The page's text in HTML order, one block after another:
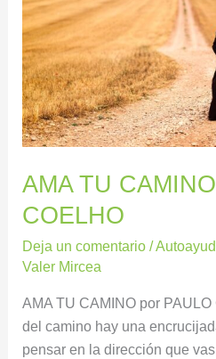
AMA TU
COELHO
Deja un comentario /
Valer Mircea
AMA TU CAMINO por
del camino hay una
pensar en la dirección que
PAULO
COELHO